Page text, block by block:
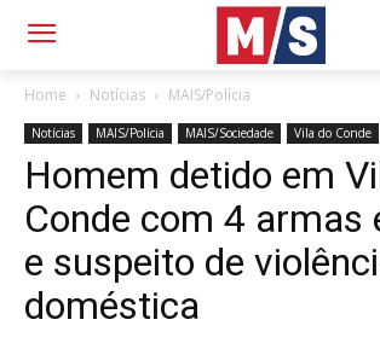
Home Notícias MAIS/Polícia
Notícias MAIS/Polícia MAIS/Sociedade Vila do Conde
Homem detido em
Conde com 4 armas
e suspeito de
doméstica